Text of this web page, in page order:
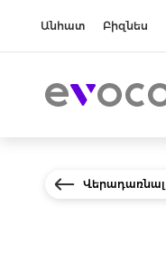
Անհատ Բիզնես
Վերադառնալ